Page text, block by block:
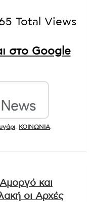
Total Views
στο Google
ΚΟΙΝΩΝΙΑ
και
οι Αρχές